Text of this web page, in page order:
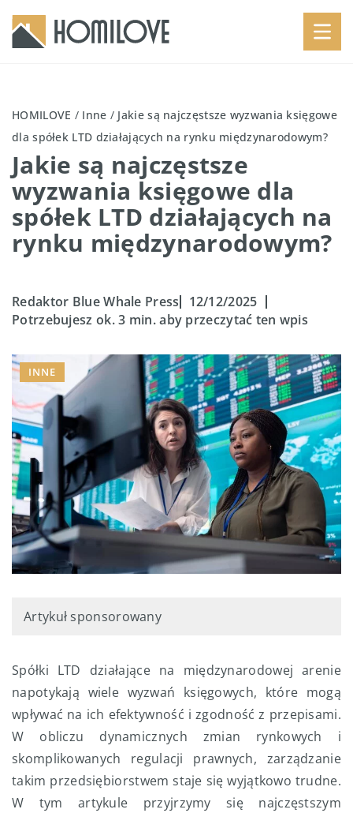
HOMILOVE / Inne / Jakie są najczęstsze wyzwania księgowe
dla spółek LTD działających na rynku międzynarodowym?
Jakie są najczęstsze
wyzwania księgowe dla
spółek LTD działających na
rynku międzynarodowym?
Redaktor Blue Whale Press
12/12/2025
Potrzebujesz ok. 3 min. aby przeczytać ten wpis
INNE
Artykuł sponsorowany
Spółki LTD działające na międzynarodowej arenie
napotykają wiele wyzwań księgowych, które mogą
wpływać na ich efektywność i zgodność z przepisami.
W obliczu dynamicznych zmian rynkowych i
skomplikowanych regulacji prawnych, zarządzanie
takim przedsiębiorstwem staje się wyjątkowo trudne.
W tym artykule przyjrzymy się najczęstszym